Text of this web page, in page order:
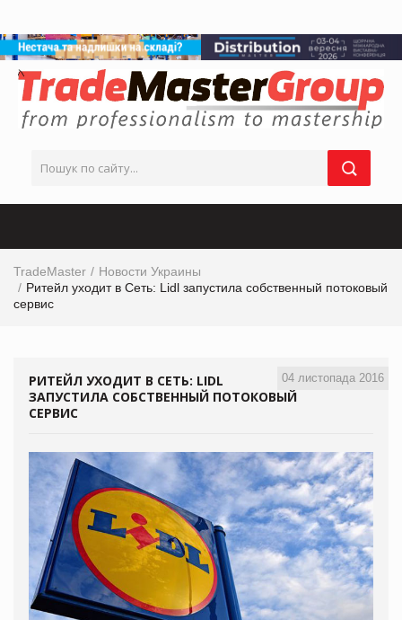
TradeMaster
Новости Украины
Ритейл уходит в Сеть: Lidl запустила собственный потоковый
сервис
04 листопада 2016
РИТЕЙЛ УХОДИТ В СЕТЬ: LIDL
ЗАПУСТИЛА СОБСТВЕННЫЙ ПОТОКОВЫЙ
СЕРВИС